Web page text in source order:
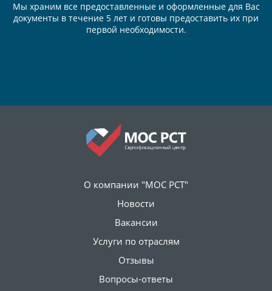
Мы храним все предоставленные и оформленные для Вас
документы в течение 5 лет и готовы предоставить их при
первой необходимости.
О компании "МОС РСТ"
Новости
Вакансии
Услуги по отраслям
Отзывы
Вопросы-ответы